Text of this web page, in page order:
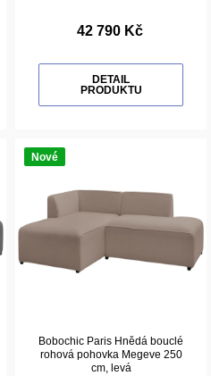
42 790 Kč
DETAIL
PRODUKTU
Nové
Bobochic Paris Hnědá bouclé
rohová pohovka Megeve 250
cm, levá